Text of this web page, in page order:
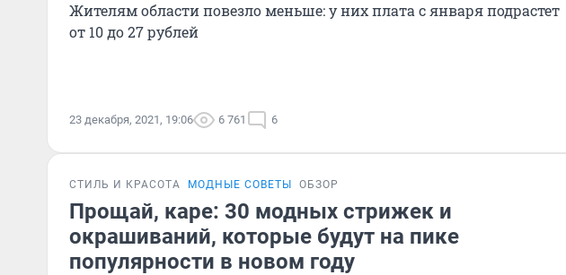
Жителям области повезло меньше: у них плата с января подрастет
от 10 до 27 рублей
23 декабря, 2021, 19:06 6 761 6
СТИЛЬ И КРАСОТА МОДНЫЕ СОВЕТЫ ОБЗОР
Прощай, каре: 30 модных стрижек и
окрашиваний, которые будут на пике
популярности в новом году